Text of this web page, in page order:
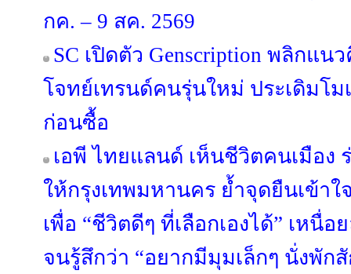
กค. – 9 สค. 2569
SC เปิดตัว Genscription พลิกแ
โจทย์เทรนด์คนรุ่นใหม่ ประเดิมโมเ
ก่อนซื้อ
เอพี ไทยแลนด์ เห็นชีวิตคนเมือง
ให้กรุงเทพมหานคร ย้ำจุดยืนเข้าใ
เพื่อ “ชีวิตดีๆ ที่เลือกเองได้” เหนื่
จนรู้สึกว่า “อยากมีมุมเล็กๆ นั่งพัก